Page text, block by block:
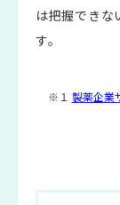
は把握できな
す。
※１ 製薬企業